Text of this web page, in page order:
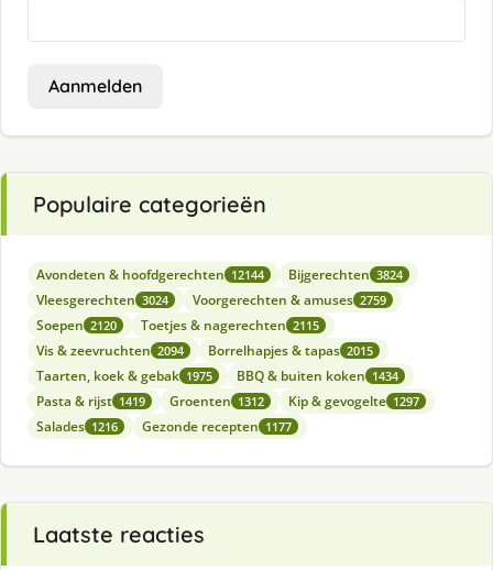
Aanmelden
Populaire categorieën
Avondeten & hoofdgerechten 12144 Bijgerechten 3824
Vleesgerechten 3024 Voorgerechten & amuses 2759
Soepen 2120 Toetjes & nagerechten 2115
Vis & zeevruchten 2094 Borrelhapjes & tapas 2015
Taarten, koek & gebak 1975 BBQ & buiten koken 1434
Pasta & rijst 1419 Groenten 1312 Kip & gevogelte 1297
Salades 1216 Gezonde recepten 1177
Laatste reacties